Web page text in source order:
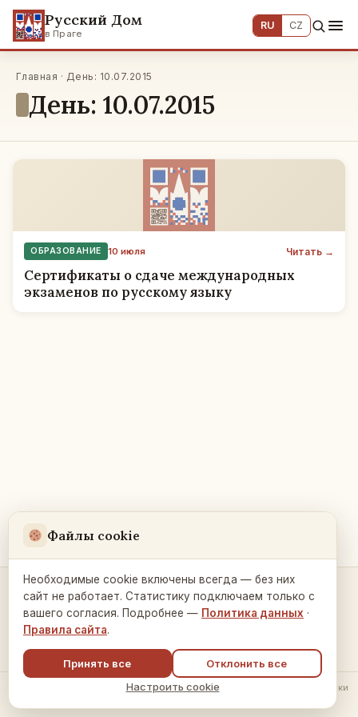
Русский Дом
в Праге
RU CZ
Главная · День: 10.07.2015
День: 10.07.2015
ОБРАЗОВАНИЕ 10 июля Читать →
Сертификаты о сдаче международных
экзаменов по русскому языку
Контакты и связь →
© 2026 Русский Дом в Праге ·Политика обработки данных
Настройки
Файлы cookie
Необходимые cookie включены всегда — без них
сайт не работает. Статистику подключаем только с
вашего согласия. Подробнее — Политика данных ·
Правила сайта.
Принять все
Отклонить все
Настроить cookie